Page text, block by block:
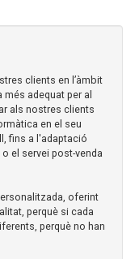
clients en l’àmbit
adequat per al
als nostres clients
en el seu
fins a l'adaptació
el servei post-venda
oferint
perquè si cada
perquè no han